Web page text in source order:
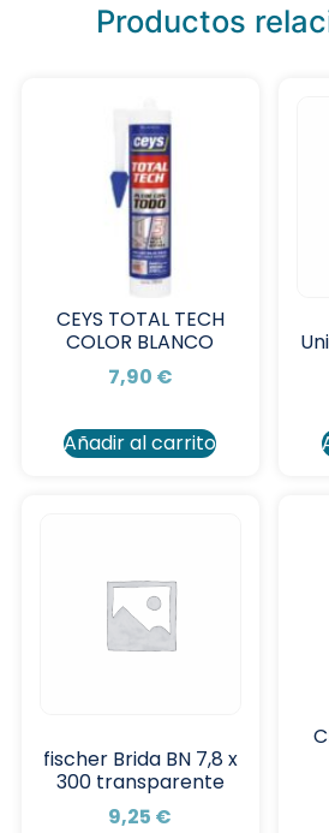
Productos
CEYS TOTAL TECH
COLOR BLANCO
7,90 €
Añadir al carrito
fischer Brida BN 7,8 x
300 transparente
9,25 €